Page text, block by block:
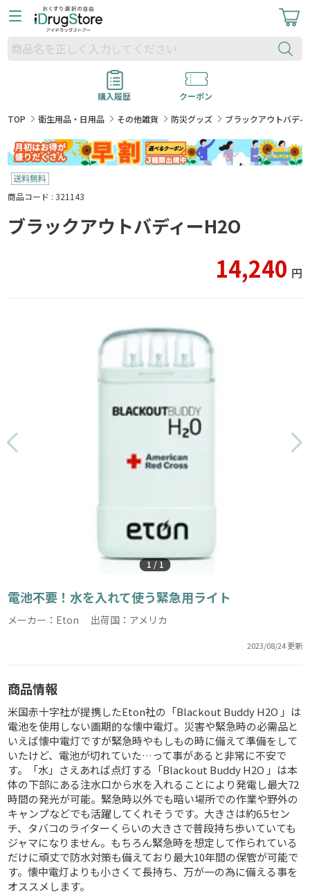
購入履歴
クーポン
TOP
衛生用品・日用品 その他雑貨 防災グッズ ブラックアウトバディ
商品コード : 321143
ブラックアウトバディーH2O
14,240 円
1/1
電池不要！水を入れて使う緊急用ライト
メーカー：Eton 出荷国：アメリカ
2023/08/24 更新
商品情報
米国赤十字社が提携したEton社の「Blackout Buddy H2O 」は
電池を使用しない画期的な懐中電灯。災害や緊急時の必需品と
いえば懐中電灯ですが緊急時やもしもの時に備えて準備をして
いたけど、電池が切れていた…って事があると非常に不安で
す。「水」さえあれば点灯する「Blackout Buddy H2O 」は本
体の下部にある注水口から水を入れることにより発電し最大72
時間の発光が可能。緊急時以外でも暗い場所での作業や野外の
キャンプなどでも活躍してくれそうです。大きさは約6.5セン
チ、タバコのライターくらいの大きさで普段持ち歩いていても
ジャマになりません。もちろん緊急時を想定して作られている
だけに頑丈で防水対策も備えており最大10年間の保管が可能で
す。懐中電灯よりも小さくて長持ち、万が一の為に備える事を
オススメします。